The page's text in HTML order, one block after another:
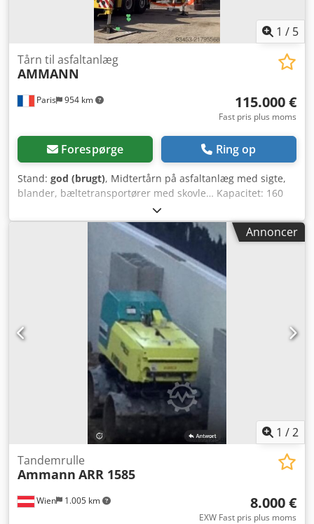
1 / 5
Paris 954 km
Tårn til asfaltanlæg
AMMANN
115.000 €
Fast pris plus moms
Forespørge Ring op
Stand: god (brugt), Midtertårn på asfaltanlæg med sigte,
blander, bæltetransportører med skovle… Kapacitet: 160
tons/time Dkedpfey Hf Duex Agvsr
Annoncer
1 /2
Wien 1.005 km
Tandemrulle
Ammann ARR 1585
8.000 €
EXW Fast pris plus moms